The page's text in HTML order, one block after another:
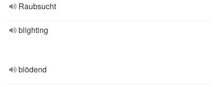
Raubsucht
blighting
blödend